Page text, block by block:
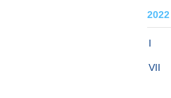
2022
I
VII